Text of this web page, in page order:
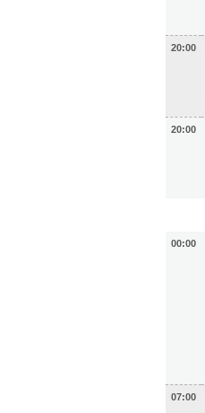
20:00
20:00
00:00
07:00